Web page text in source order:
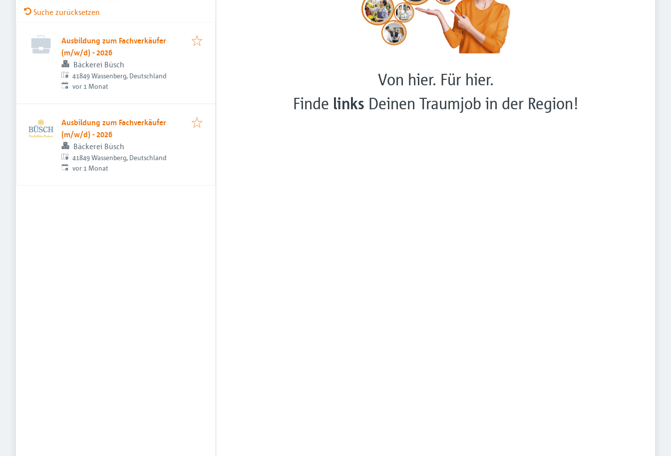
Suche zurücksetzen
Ausbildung zum Fachverkäufer
(m/w/d) - 2026
Bäckerei Büsch
41849 Wassenberg, Deutschland
Veröffentlicht:
vor 1 Monat
Ausbildung zum Fachverkäufer
(m/w/d) - 2026
Bäckerei Büsch
41849 Wassenberg, Deutschland
Veröffentlicht:
vor 1 Monat
Von hier. Für hier.
Finde links Deinen Traumjob in der Region!